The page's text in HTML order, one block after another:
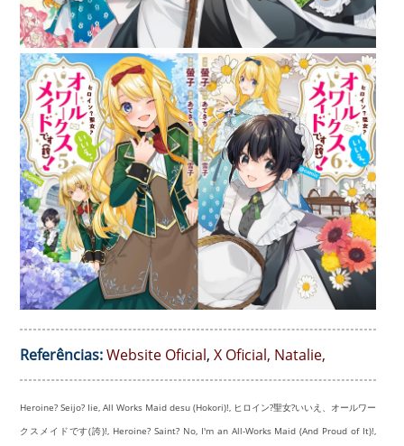
Referências:Website Oficial, X Oficial, Natalie,
Heroine? Seijo? Iie, All Works Maid desu (Hokori)!, ヒロイン?聖女?いいえ、オールワー
クスメイドです(誇)!, Heroine? Saint? No, I'm an All-Works Maid (And Proud of It)!,